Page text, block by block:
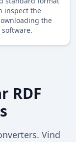
inspect the
the
RDF
Vind